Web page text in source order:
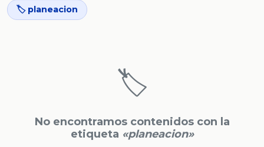
🏷️ planeacion
🏷️
No encontramos contenidos con la
etiqueta «planeacion»